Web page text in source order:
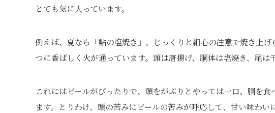
とても気に入っています。
例えば、夏なら「鮎の塩焼き」。じっくりと細心の注意で焼き上
つに香ばしく火が通っています。頭は唐揚げ、胴体は塩焼き、尾は
これにはビールがぴったりで、頭をがぶりとやっては一口、胴を
ます。とりわけ、頭の苦みにビールの苦みが呼応して、甘い味わい